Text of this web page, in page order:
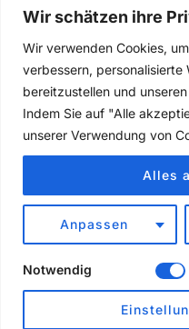
Wir schätzen ihre
Wir verwenden Cookies,
verbessern, personalisierte
bereitzustellen und
Indem Sie auf "Alle
unserer Verwendung von
Anpassen
Alles
Notwendig
Kontakt
Mein Konto